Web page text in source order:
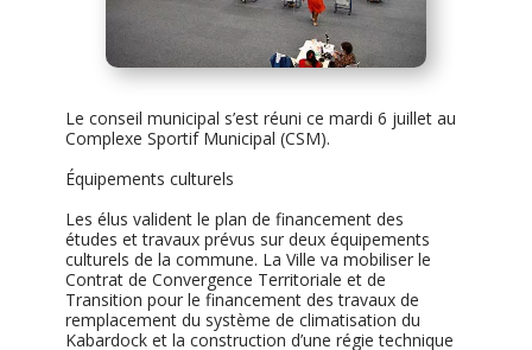
Le conseil municipal s’est réuni ce mardi 6 juillet au
Complexe Sportif Municipal (CSM).
Équipements culturels
Les élus valident le plan de financement des
études et travaux prévus sur deux équipements
culturels de la commune. La Ville va mobiliser le
Contrat de Convergence Territoriale et de
Transition pour le financement des travaux de
remplacement du système de climatisation du
Kabardock et la construction d’une régie technique